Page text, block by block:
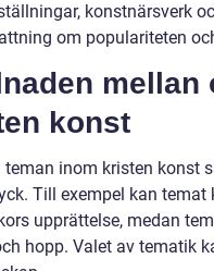
konstnärsverk
om populariteten
mellan
konst
teman inom kristen konst
Till exempel kan
upprättelse, medan
hopp. Valet av tematik